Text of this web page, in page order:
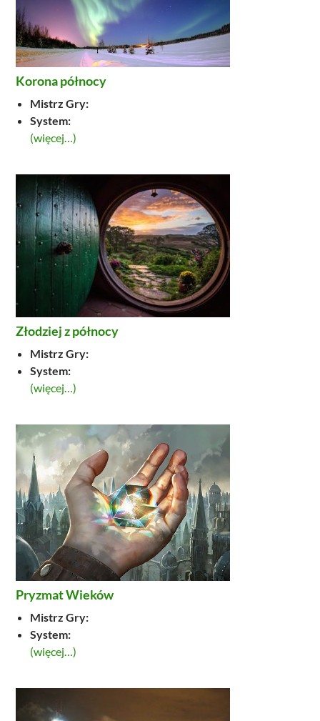
Korona północy
Mistrz Gry:
System:
(więcej…)
Złodziej z północy
Mistrz Gry:
System:
(więcej…)
Pryzmat Wieków
Mistrz Gry:
System:
(więcej…)